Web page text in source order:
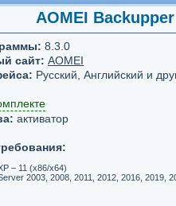
AOMEI
8.3.0
сайт: AOMEI
Русский, Английский и
активатор
– 11 (x86/x64)
2003, 2008, 2011, 2012, 2016, 2019,